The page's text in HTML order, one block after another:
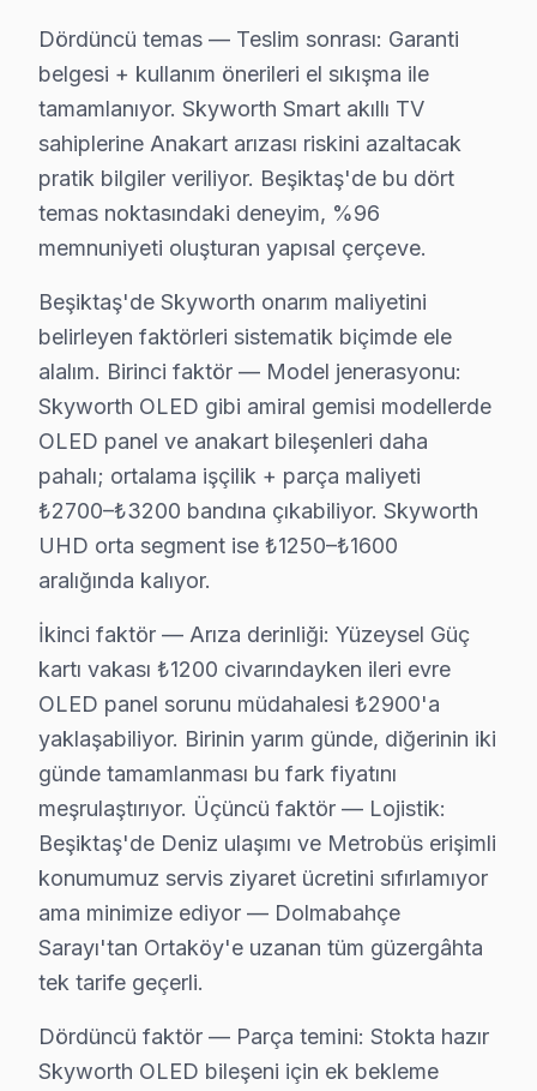
Skyworth TV Duvar Montajı – Beşiktaş
Beşiktaş'da satın aldığınız Skyworth televizyonun
Kurulum sürecimiz:
• Beşiktaş'de tek veya çift ekran kurulumu (ev/ofis)
• Beşiktaş servisimizde duvar tipi braket seçimi ve
• Beşiktaş'de ses sistemi entegrasyonu (soundbar, ev
• Beşiktaş servisimizde uydu/kablo alıcısı bağlantısı
• Beşiktaş'de Smart panel uygulama kurulumu ve
Doğru montaj, Skyworth akıllı TV'nizin
Beşiktaş Skyworth TV Bakım Hizmeti –
Düzenli bakım, Skyworth televizyonunuzun ömrünü
TV bakım hizmetlerimiz:
• Beşiktaş'de toz ve ısı yönetimi optimizasyonu
• Güç kartı kondansatör ön kontrolü — Beşiktaş
• Ses sistemi ve hoparlör temizliği — Beşiktaş
• Beşiktaş'de bağlantı portları ve konektör bakımı
Beşiktaş bölgesinde Skyworth televizyonlarınız için
Beşiktaş Skyworth Servis Hizmeti – Yerinde
Beşiktaş'de aniden arızalanan Skyworth TV
Beşiktaş'de yerinde servis avantajları:
• Beşiktaş'de aynı gün servis randevusu
• Beşiktaş'de taşıma masrafı ve riski yok
• Beşiktaş'de arıza anında teşhis ve müdahale
• Beşiktaş'de 2 yıl işçilik garantisi
Dördüncü temas — Teslim sonrası: Garanti
belgesi + kullanım önerileri el sıkışma ile
tamamlanıyor. Skyworth Smart akıllı TV
sahiplerine Anakart arızası riskini azaltacak
pratik bilgiler veriliyor. Beşiktaş'de bu dört
temas noktasındaki deneyim, %96
memnuniyeti oluşturan yapısal çerçeve.
Beşiktaş'de Skyworth onarım maliyetini
belirleyen faktörleri sistematik biçimde ele
alalım. Birinci faktör — Model jenerasyonu:
Skyworth OLED gibi amiral gemisi modellerde
OLED panel ve anakart bileşenleri daha
pahalı; ortalama işçilik + parça maliyeti
₺2700–₺3200 bandına çıkabiliyor. Skyworth
UHD orta segment ise ₺1250–₺1600
aralığında kalıyor.
İkinci faktör — Arıza derinliği: Yüzeysel Güç
kartı vakası ₺1200 civarındayken ileri evre
OLED panel sorunu müdahalesi ₺2900'a
yaklaşabiliyor. Birinin yarım günde, diğerinin iki
günde tamamlanması bu fark fiyatını
meşrulaştırıyor. Üçüncü faktör — Lojistik:
Beşiktaş'de Deniz ulaşımı ve Metrobüs erişimli
konumumuz servis ziyaret ücretini sıfırlamıyor
ama minimize ediyor — Dolmabahçe
Sarayı'tan Ortaköy'e uzanan tüm güzergâhta
tek tarife geçerli.
Dördüncü faktör — Parça temini: Stokta hazır
Skyworth OLED bileşeni için ek bekleme